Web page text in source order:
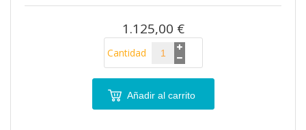
imágenes
1.125,00 €
Cantidad
Añadir al carrito